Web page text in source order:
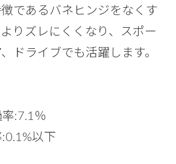
であるバネヒンジをなくす
りズレにくくなり、スポー
ドライブでも活躍します。
:7.1％
以下